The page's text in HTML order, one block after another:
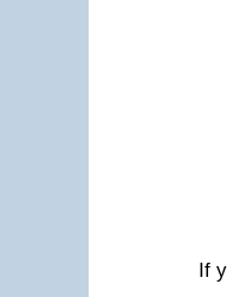
If